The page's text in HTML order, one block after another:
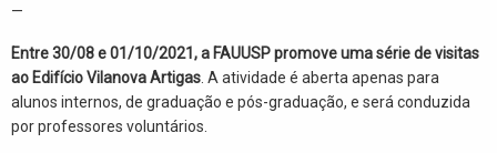
—
Entre 30/08 e 01/10/2021, a FAUUSP promove uma série de visitas
ao Edifício Vilanova Artigas . A atividade é aberta apenas para
alunos internos, de graduação e pós-graduação, e será conduzida
por professores voluntários.